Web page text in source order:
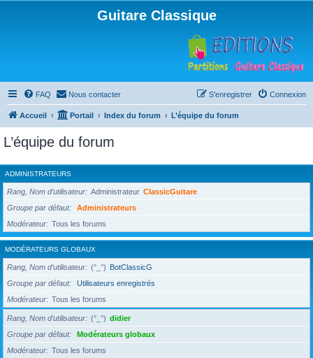
Guitare Classique
FAQ Nous contacter Connexion
S’enregistrer
Accueil Portail Index du forum L’équipe du forum
L’équipe du forum
ADMINISTRATEURS
Rang, Nom d’utilisateur Administrateur ClassicGuitare
Groupe par défaut
Administrateurs
Modérateur
Tous les forums
MODÉRATEURS GLOBAUX
Rang, Nom d’utilisateur (°_°) BotClassicG
Groupe par défaut
Utilisateurs enregistrés
Modérateur
Tous les forums
Rang, Nom d’utilisateur (°_°) didier
Groupe par défaut
Modérateurs globaux
Modérateur
Tous les forums